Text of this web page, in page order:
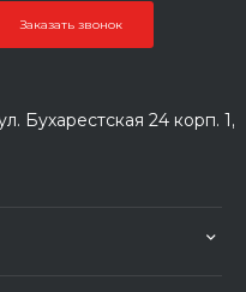
Заказать звонок
Бухарестская 24 корп. 1,